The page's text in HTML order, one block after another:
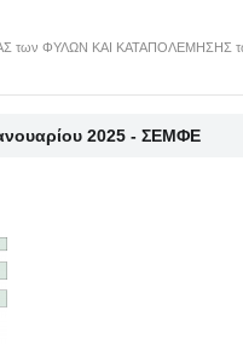
των ΦΥΛΩΝ ΚΑΙ ΚΑΤΑΠΟΛΕΜΗΣΗΣ
2025 - ΣΕΜΦΕ